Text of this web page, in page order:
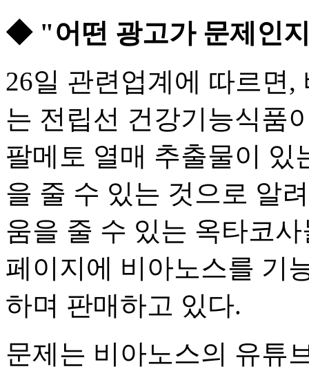
◆ "어떤 광고가 문제인
26일 관련업계에 따르면
는 전립선 건강기능식품
팔메토 열매 추출물이 있
을 줄 수 있는 것으로 알
움을 줄 수 있는 옥타코
페이지에 비아노스를 기
하며 판매하고 있다.
문제는 비아노스의 유튜